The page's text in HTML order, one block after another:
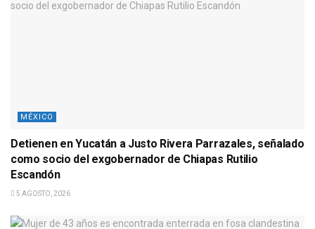
MÉXICO
Detienen en Yucatán a Justo Rivera Parrazales, señalado
como socio del exgobernador de Chiapas Rutilio
Escandón
5 AGOSTO, 2026